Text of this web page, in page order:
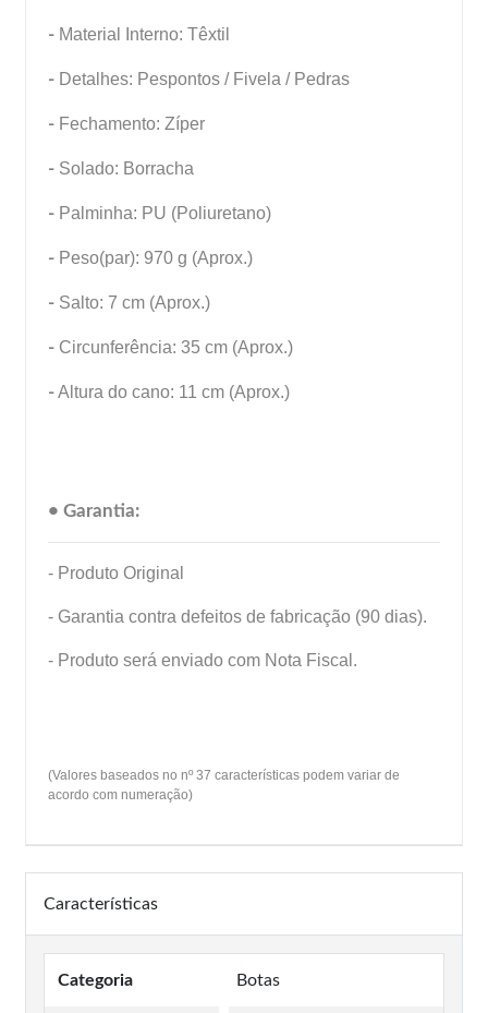
- Material Interno: Têxtil
- Detalhes: Pespontos / Fivela / Pedras
- Fechamento: Zíper
- Solado: Borracha
- Palminha: PU (Poliuretano)
- Peso(par): 970 g (Aprox.)
- Salto: 7 cm (Aprox.)
- Circunferência: 35 cm (Aprox.)
-Altura do cano: 11 cm (Aprox.)
• Garantia:
- Produto Original
- Garantia contra defeitos de fabricação (90 dias).
- Produto será enviado com Nota Fiscal.
(Valores baseados no nº 37 características podem variar de
acordo com numeração)
Características
Categoria Botas